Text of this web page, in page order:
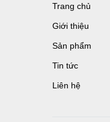
Trang chủ
Giới thiệu
Sản phẩm
Tin tức
Liên hệ